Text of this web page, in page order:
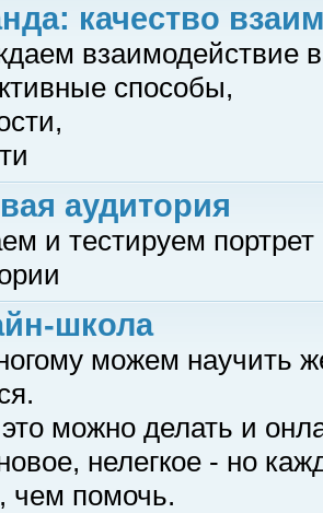
качество
взаимодействие
способы,
аудитория
и тестируем
школа
можем научить
можно делать и
нелегкое - но
чем помочь.